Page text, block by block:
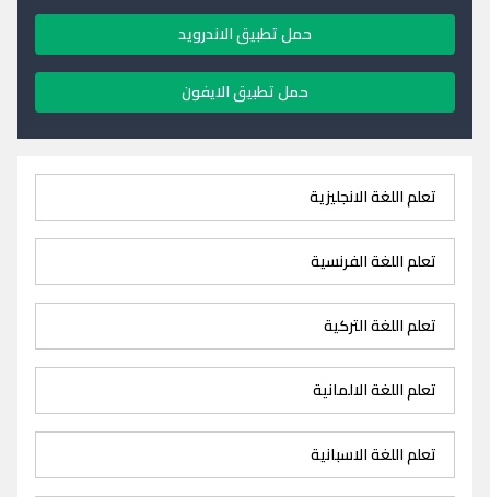
حمل تطبيق الاندرويد
حمل تطبيق الايفون
تعلم اللغة الانجليزية
تعلم اللغة الفرنسية
تعلم اللغة التركية
تعلم اللغة الالمانية
تعلم اللغة الاسبانية